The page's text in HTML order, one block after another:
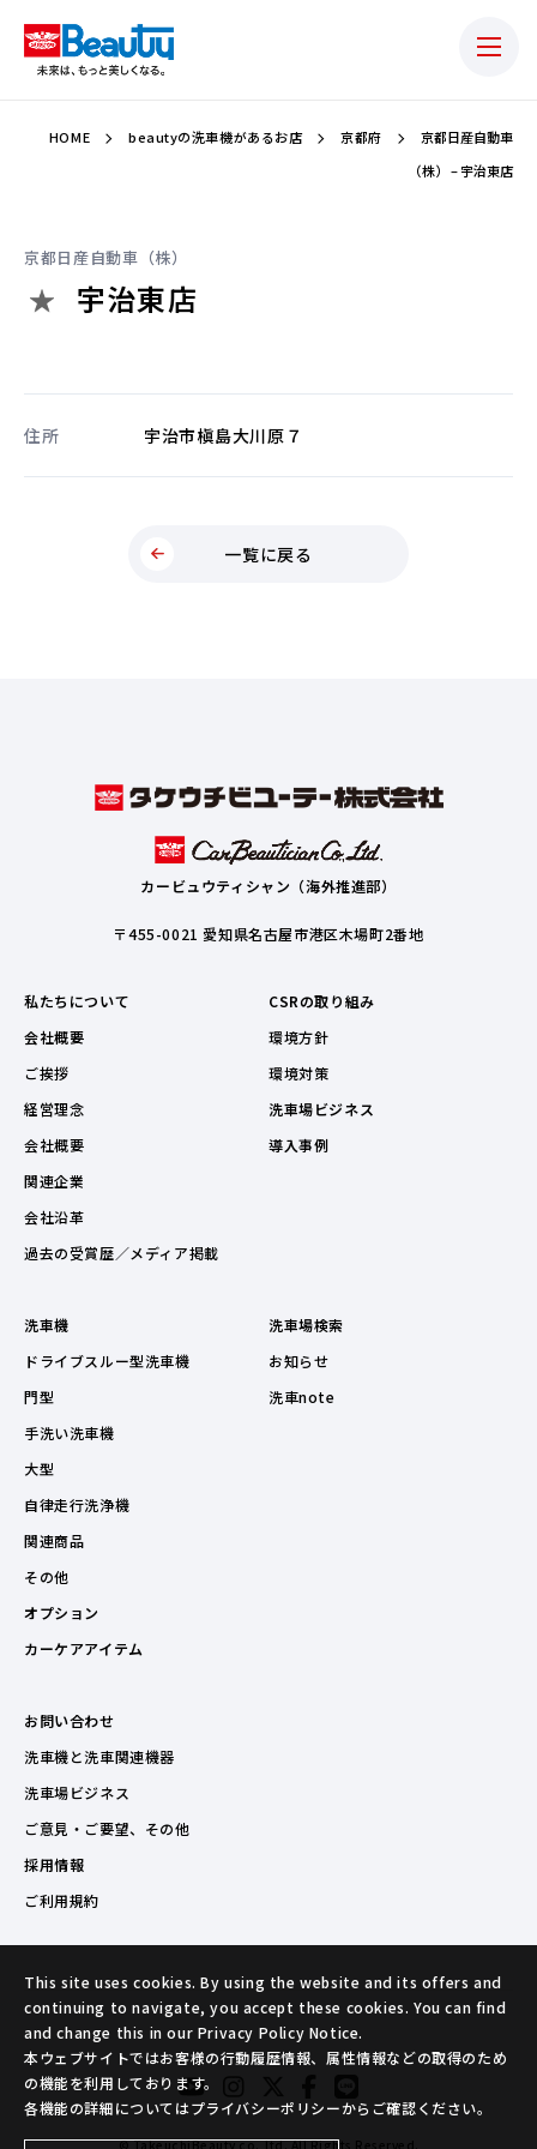
HOME beautyの洗車機があるお店 京都府
京都日産自動車
（株） – 宇治東店
京都日産自動車（株）
宇治東店
住所 宇治市槇島大川原７
一覧に戻る
カービュウティシャン（海外推進部）
〒455-0021 愛知県名古屋市港区木場町2番地
私たちについて
会社概要
ご挨拶
経営理念
会社概要
関連企業
会社沿革
過去の受賞歴／メディア掲載
CSRの取り組み
環境方針
環境対策
洗車場ビジネス
導入事例
洗車機
ドライブスルー型洗車機
門型
手洗い洗車機
大型
自律走行洗浄機
関連商品
その他
オプション
カーケアアイテム
洗車場検索
お知らせ
洗車note
お問い合わせ
洗車機と洗車関連機器
洗車場ビジネス
ご意見・ご要望、その他
採用情報
ご利用規約
© TakeuchiBeauty co.,ltd. All Rights Reserved.
This site uses cookies. By using the website and its offers and
continuing to navigate, you accept these cookies. You can find
and change this in our Privacy Policy Notice.
本ウェブサイトではお客様の行動履歴情報、属性情報などの取得のため
の機能を利用しております。
各機能の詳細についてはプライバシーポリシーからご確認ください。